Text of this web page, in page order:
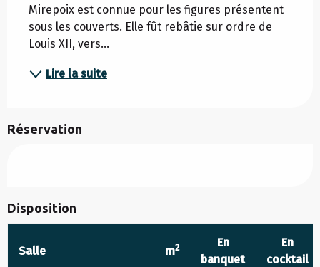
Mirepoix est connue pour les figures présentent
sous les couverts. Elle fût rebâtie sur ordre de
Louis XII, vers...
Lire la suite
Réservation
Disposition
Salle m2
En
banquet
En
cocktail